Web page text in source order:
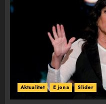
Aktualitet E jona Slider